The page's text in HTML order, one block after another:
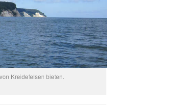
Kreidefelsen bieten.